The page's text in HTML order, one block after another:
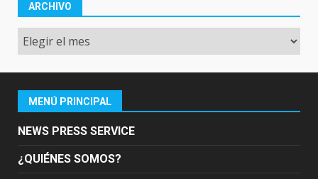
ARCHIVO
Archivo
MENÚ PRINCIPAL
NEWS PRESS SERVICE
¿QUIÉNES SOMOS?